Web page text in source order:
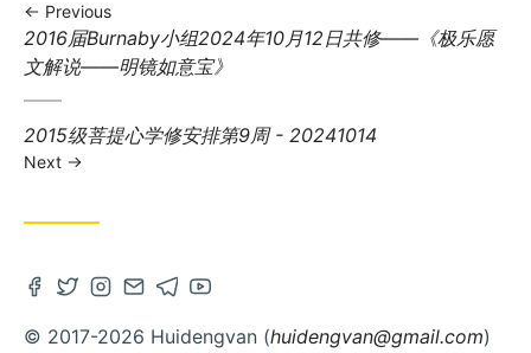
Previous
Previous
post:
2016届Burnaby小组2024年10月12日共修——《极乐愿
文解说——明镜如意宝》
Next
post:
2015级菩提心学修安排第9周 - 20241014
Next
OpenOpenOpenContact
OpenOpen
© 2017-2026 Huidengvan (huidengvan@gmail.com)